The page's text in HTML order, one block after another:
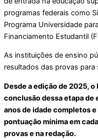
programas federais como
Programa Universidade
Financiamento Estudantil
As instituições de ensino
resultados das provas
Desde a edição de 2025,
conclusão dessa etapa de
anos de idade completos
pontuação mínima em
provas e na redação.